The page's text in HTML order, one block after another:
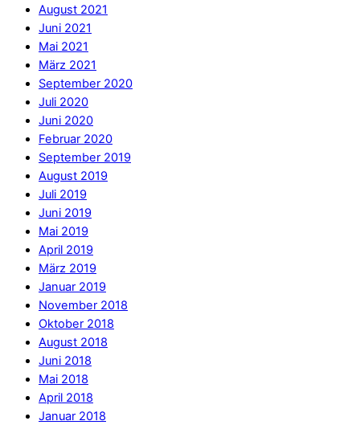
August 2021
Juni 2021
Mai 2021
März 2021
September 2020
Juli 2020
Juni 2020
Februar 2020
September 2019
August 2019
Juli 2019
Juni 2019
Mai 2019
April 2019
März 2019
Januar 2019
November 2018
Oktober 2018
August 2018
Juni 2018
Mai 2018
April 2018
Januar 2018